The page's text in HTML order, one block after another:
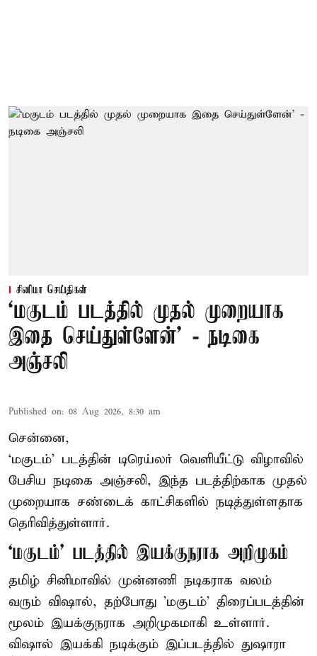
சினிமா செய்திகள்
‘மகுடம் படத்தில் முதல் முறையாக
இதை செய்துள்ளேன்’ - நடிகை
அஞ்சலி
Published on: 08 Aug 2026, 8:30 am
சென்னை,
‘மகுடம்’ படத்தின் டிரெய்லர் வெளியீட்டு விழாவில்
பேசிய நடிகை அஞ்சலி, இந்த படத்திற்காக முதல்
முறையாக சண்டைக் காட்சிகளில் நடித்துள்ளதாக
தெரிவித்துள்ளார்.
‘மகுடம்’ படத்தில் இயக்குநராக அறிமுகம்
தமிழ் சினிமாவில் முன்னணி நடிகராக வலம்
வரும் விஷால், தற்போது 'மகுடம்' திரைப்படத்தின்
மூலம் இயக்குநராக அறிமுகமாகி உள்ளார்.
விஷால் இயக்கி நடிக்கும் இப்படத்தில் துஷாரா